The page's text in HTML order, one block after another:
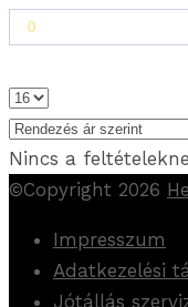
Nincs a
©Copyright 2026
Impresszum
Adatkezelési
Jótállás